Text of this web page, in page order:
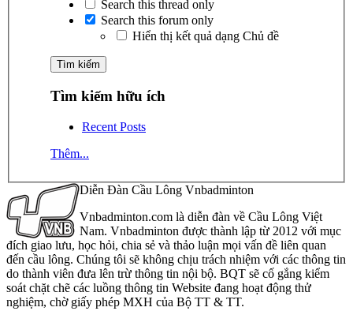
Search this thread only
Search this forum only
Hiển thị kết quả dạng Chủ đề
Tìm kiếm hữu ích
Recent Posts
Thêm...
Diễn Đàn Cầu Lông Vnbadminton
Vnbadminton.com là diễn đàn về Cầu Lông Việt
Nam. Vnbadminton được thành lập từ 2012 với mục
đích giao lưu, học hỏi, chia sẻ và thảo luận mọi vấn đề liên quan
đến cầu lông. Chúng tôi sẽ không chịu trách nhiệm với các thông tin
do thành viên đưa lên trừ thông tin nội bộ. BQT sẽ cố gắng kiểm
soát chặt chẽ các luồng thông tin Website đang hoạt động thử
nghiệm, chờ giấy phép MXH của Bộ TT & TT.